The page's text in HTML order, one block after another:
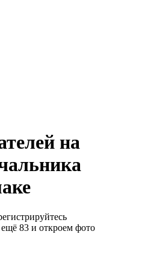
на
83 и откроем фото